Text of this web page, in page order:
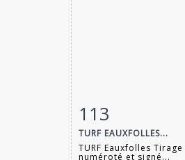
Fiche détaillée
113
TURF EAUXFOLLES...
TURF Eauxfolles
numéroté et signé...